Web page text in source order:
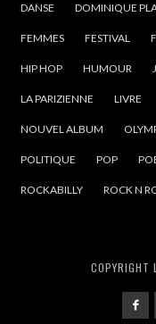
DANSE DOMINIQUE
FEMMES FESTIVAL
HIP HOP HUMOUR
LA PARIZIENNE LIVRE
NOUVEL ALBUM
POLITIQUE POP
ROCKABILLY ROCK N